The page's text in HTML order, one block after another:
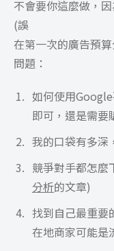
不會要你這麼做，
(誤
在第一次的廣告預
問題：
如何使用
即可，還是需要
我的口袋有多深
競爭對手都怎麼
分析的文章)
找到自己最重要
在地商家可能是